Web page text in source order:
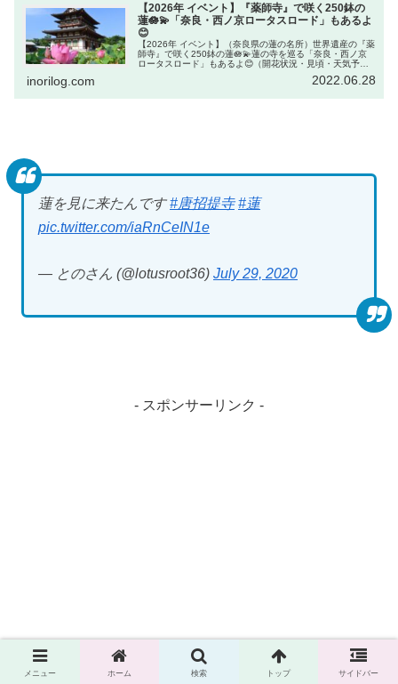
【2026年 イベント】『薬師寺』で咲く250鉢の
蓮🪷💫「奈良・西ノ京ロータスロード」もあるよ
😊
【2026年 イベント】（奈良県の蓮の名所）世界遺産の『薬
師寺』で咲く250鉢の蓮🪷💫蓮の寺を巡る「奈良・西ノ京
ロータスロード」もあるよ😊（開花状況・見頃・天気予
inorilog.com 2022.06.28
蓮を見に来たんです#唐招提寺 #蓮
pic.twitter.com/iaRnCeIN1e
— とのさん (@lotusroot36) July 29, 2020
- スポンサーリンク -
メニュー ホーム 検索 トップ サイドバー